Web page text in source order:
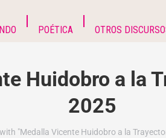
POÉTICA OTROS
Huidobro a la
2025
"Medalla Vicente Huidobro a la